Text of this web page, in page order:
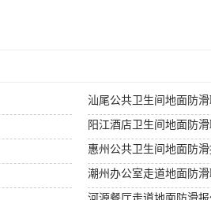
汕尾公共卫生间地面防
阳江酒店卫生间地面防
惠州公共卫生间地面防
潮州办公室走道地面防